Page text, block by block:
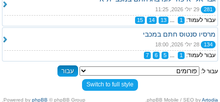
281
עבור לעמוד: 1
...
13
14
15
מרסיו סנטוס חתם במכבי
134
עבור לעמוד: 1
...
5
6
7
עבור ל:
Switch to full style
Powered by phpBB © phpBB Group. phpBB Mobile / SEO byArtodia
.